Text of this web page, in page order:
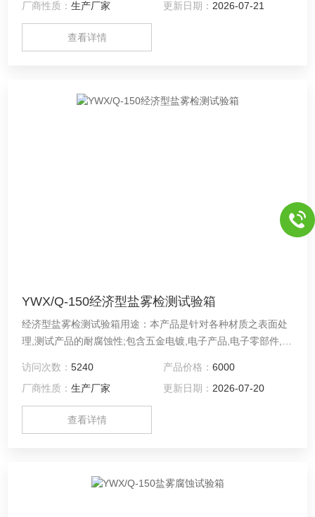
厂商性质：生产厂家 更新日期： 2026-07-21
查看详情
YWX/Q-150经济型盐雾检测试验箱
经济型盐雾检测试验箱用途：本产品是针对各种材质之表面处
理,测试产品的耐腐蚀性;包含五金电镀,电子产品,电子零部件,汽
膜,阳极处理,防锈等行业的品质检测。
访问次数：5240 产品价格： 6000
厂商性质：生产厂家 更新日期： 2026-07-20
查看详情